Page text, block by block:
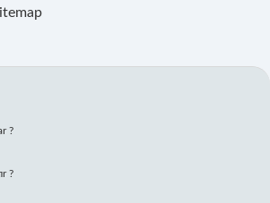
?
?